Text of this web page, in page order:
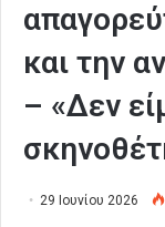
και την
– «Δεν
29 Ιουνίου 2026